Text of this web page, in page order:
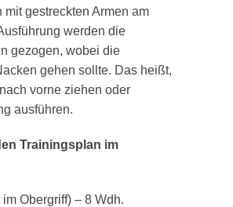
mit gestreckten Armen am
werden die
gezogen, wobei die
gehen sollte. Das heißt,
vorne ziehen oder
ausführen.
Trainingsplan im
Obergriff) – 8 Wdh.